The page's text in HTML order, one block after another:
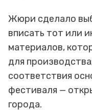
Жюри сделало
вписать тот или
материалов,
для
соответствия
фестиваля —
города.